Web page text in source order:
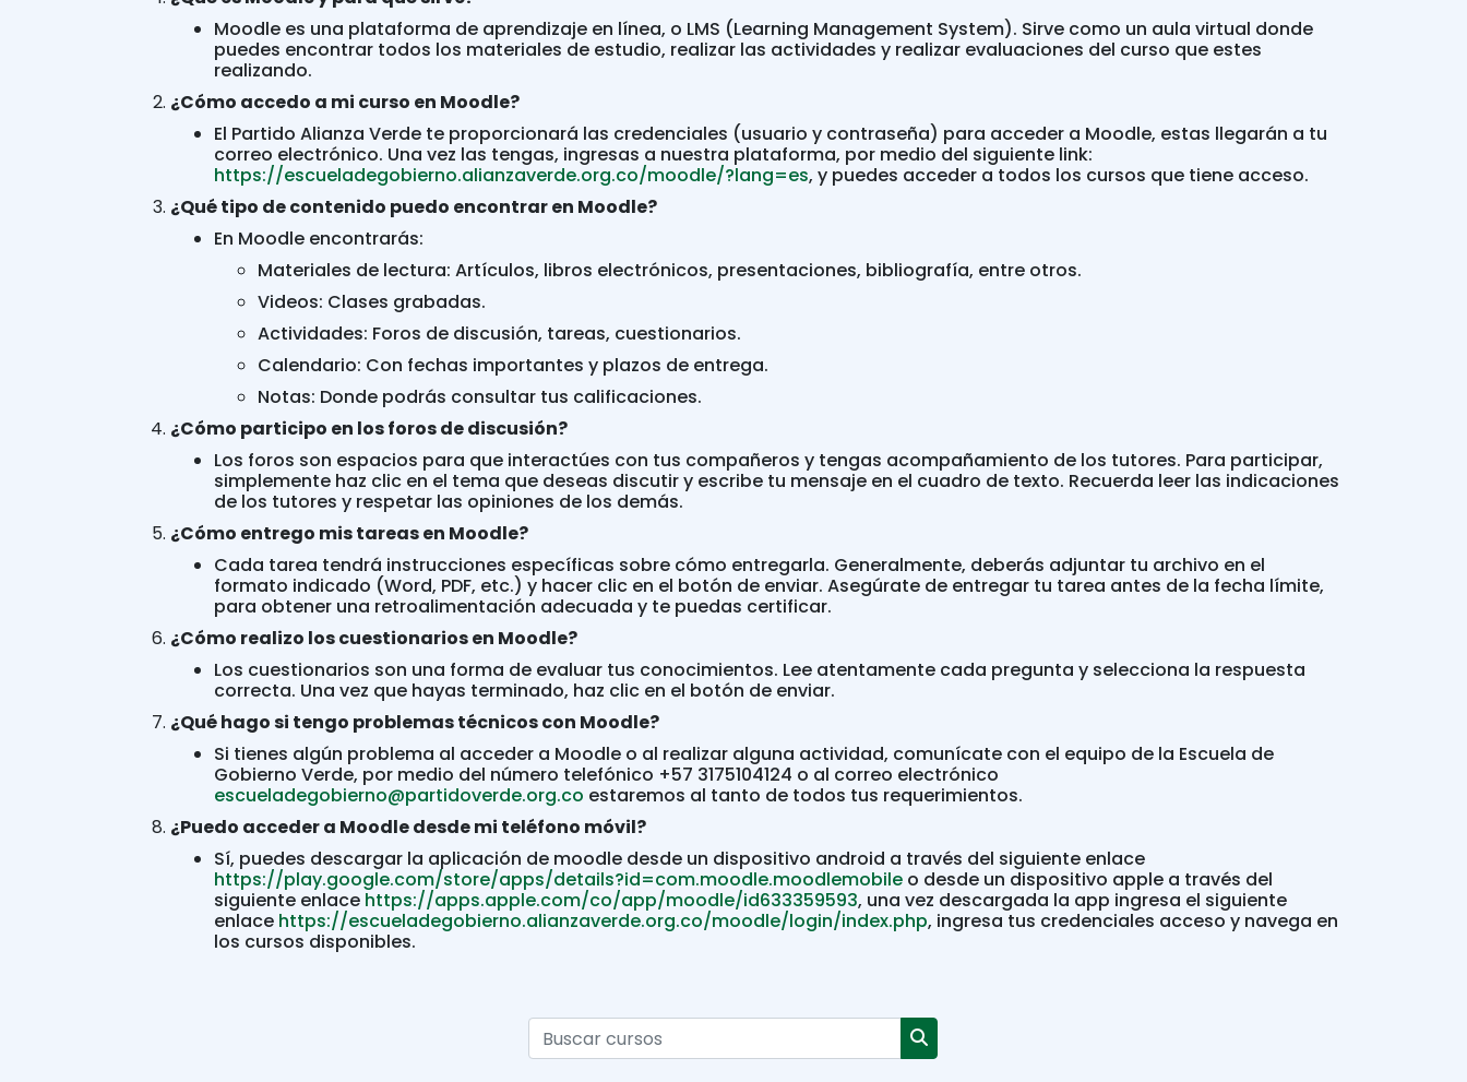
Moodle es una plataforma de aprendizaje en línea, o LMS (Learning Management System). Sirve como un aula virtual donde
puedes encontrar todos los materiales de estudio, realizar las actividades y realizar evaluaciones del curso que estes
realizando.
¿Cómo accedo a mi curso en Moodle?
El Partido Alianza Verde te proporcionará las credenciales (usuario y contraseña) para acceder a Moodle, estas llegarán a tu
correo electrónico. Una vez las tengas, ingresas a nuestra plataforma, por medio del siguiente link:
https://escueladegobierno.alianzaverde.org.co/moodle/?lang=es, y puedes acceder a todos los cursos que tiene acceso.
¿Qué tipo de contenido puedo encontrar en Moodle?
En Moodle encontrarás:
Materiales de lectura: Artículos, libros electrónicos, presentaciones, bibliografía, entre otros.
Videos: Clases grabadas.
Actividades: Foros de discusión, tareas, cuestionarios.
Calendario: Con fechas importantes y plazos de entrega.
Notas: Donde podrás consultar tus calificaciones.
¿Cómo participo en los foros de discusión?
Los foros son espacios para que interactúes con tus compañeros y tengas acompañamiento de los tutores. Para participar,
simplemente haz clic en el tema que deseas discutir y escribe tu mensaje en el cuadro de texto. Recuerda leer las indicaciones
de los tutores y respetar las opiniones de los demás.
¿Cómo entrego mis tareas en Moodle?
Cada tarea tendrá instrucciones específicas sobre cómo entregarla. Generalmente, deberás adjuntar tu archivo en el
formato indicado (Word, PDF, etc.) y hacer clic en el botón de enviar. Asegúrate de entregar tu tarea antes de la fecha límite,
para obtener una retroalimentación adecuada y te puedas certificar.
¿Cómo realizo los cuestionarios en Moodle?
Los cuestionarios son una forma de evaluar tus conocimientos. Lee atentamente cada pregunta y selecciona la respuesta
correcta. Una vez que hayas terminado, haz clic en el botón de enviar.
¿Qué hago si tengo problemas técnicos con Moodle?
Si tienes algún problema al acceder a Moodle o al realizar alguna actividad, comunícate con el equipo de la Escuela de
Gobierno Verde, por medio del número telefónico +57 3175104124 o al correo electrónico
escueladegobierno@partidoverde.org.co estaremos al tanto de todos tus requerimientos.
¿Puedo acceder a Moodle desde mi teléfono móvil?
Sí, puedes descargar la aplicación de moodle desde un dispositivo android a través del siguiente enlace
https://play.google.com/store/apps/details?id=com.moodle.moodlemobileo desde un dispositivo apple a través del
siguiente enlace https://apps.apple.com/co/app/moodle/id633359593, una vez descargada la app ingresa el siguiente
enlace https://escueladegobierno.alianzaverde.org.co/moodle/login/index.php, ingresa tus credenciales acceso y navega en
los cursos disponibles.
Buscar cursos
Buscar cursos